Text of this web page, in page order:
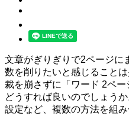
文章がぎりぎりで2ページに
数を削りたいと感じること
裁を崩さずに「ワード 2ペ
どうすれば良いのでしょう
設定など、複数の方法を組